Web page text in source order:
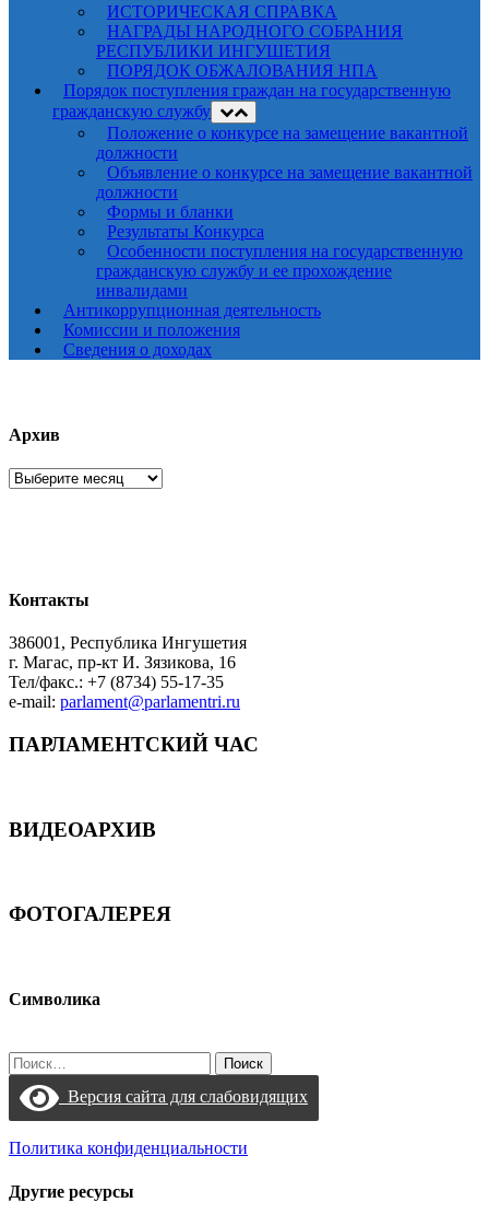
ИСТОРИЧЕСКАЯ СПРАВКА
НАГРАДЫ НАРОДНОГО СОБРАНИЯ
РЕСПУБЛИКИ ИНГУШЕТИЯ
ПОРЯДОК ОБЖАЛОВАНИЯ НПА
Порядок поступления граждан на государственную
гражданскую службу
Положение о конкурсе на замещение вакантной
должности
Объявление о конкурсе на замещение вакантной
должности
Формы и бланки
Результаты Конкурса
Особенности поступления на государственную
гражданскую службу и ее прохождение
инвалидами
Антикоррупционная деятельность
Комиссии и положения
Сведения о доходах
Архив
Архив
Контакты
386001, Республика Ингушетия
г. Магас, пр-кт И. Зязикова, 16
Тел/факс.: +7 (8734) 55-17-35
e-mail: parlament@parlamentri.ru
ПАРЛАМЕНТСКИЙ ЧАС
ВИДЕОАРХИВ
ФОТОГАЛЕРЕЯ
Символика
Найти:
Версия сайта для слабовидящих
Политика конфиденциальности
Другие ресурсы